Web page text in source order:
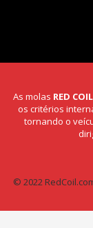
As molas RED COIL
os critérios
tornando o
© 2022